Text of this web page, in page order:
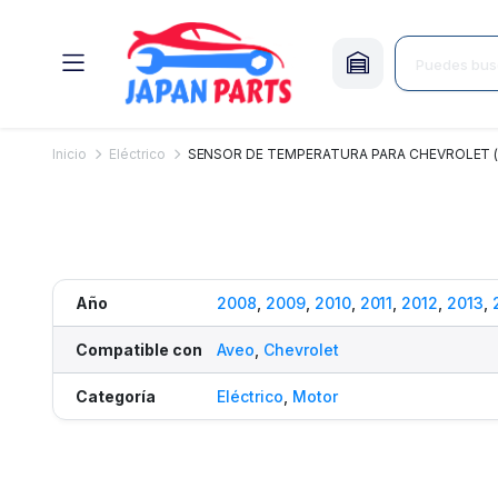
Inicio Eléctrico SENSOR DE TEMPERATURA PARA
Año 2008 2009, 2010, 2011 2012 2013
Compatible con Aveo Chevrolet
Categoría Eléctrico Motor